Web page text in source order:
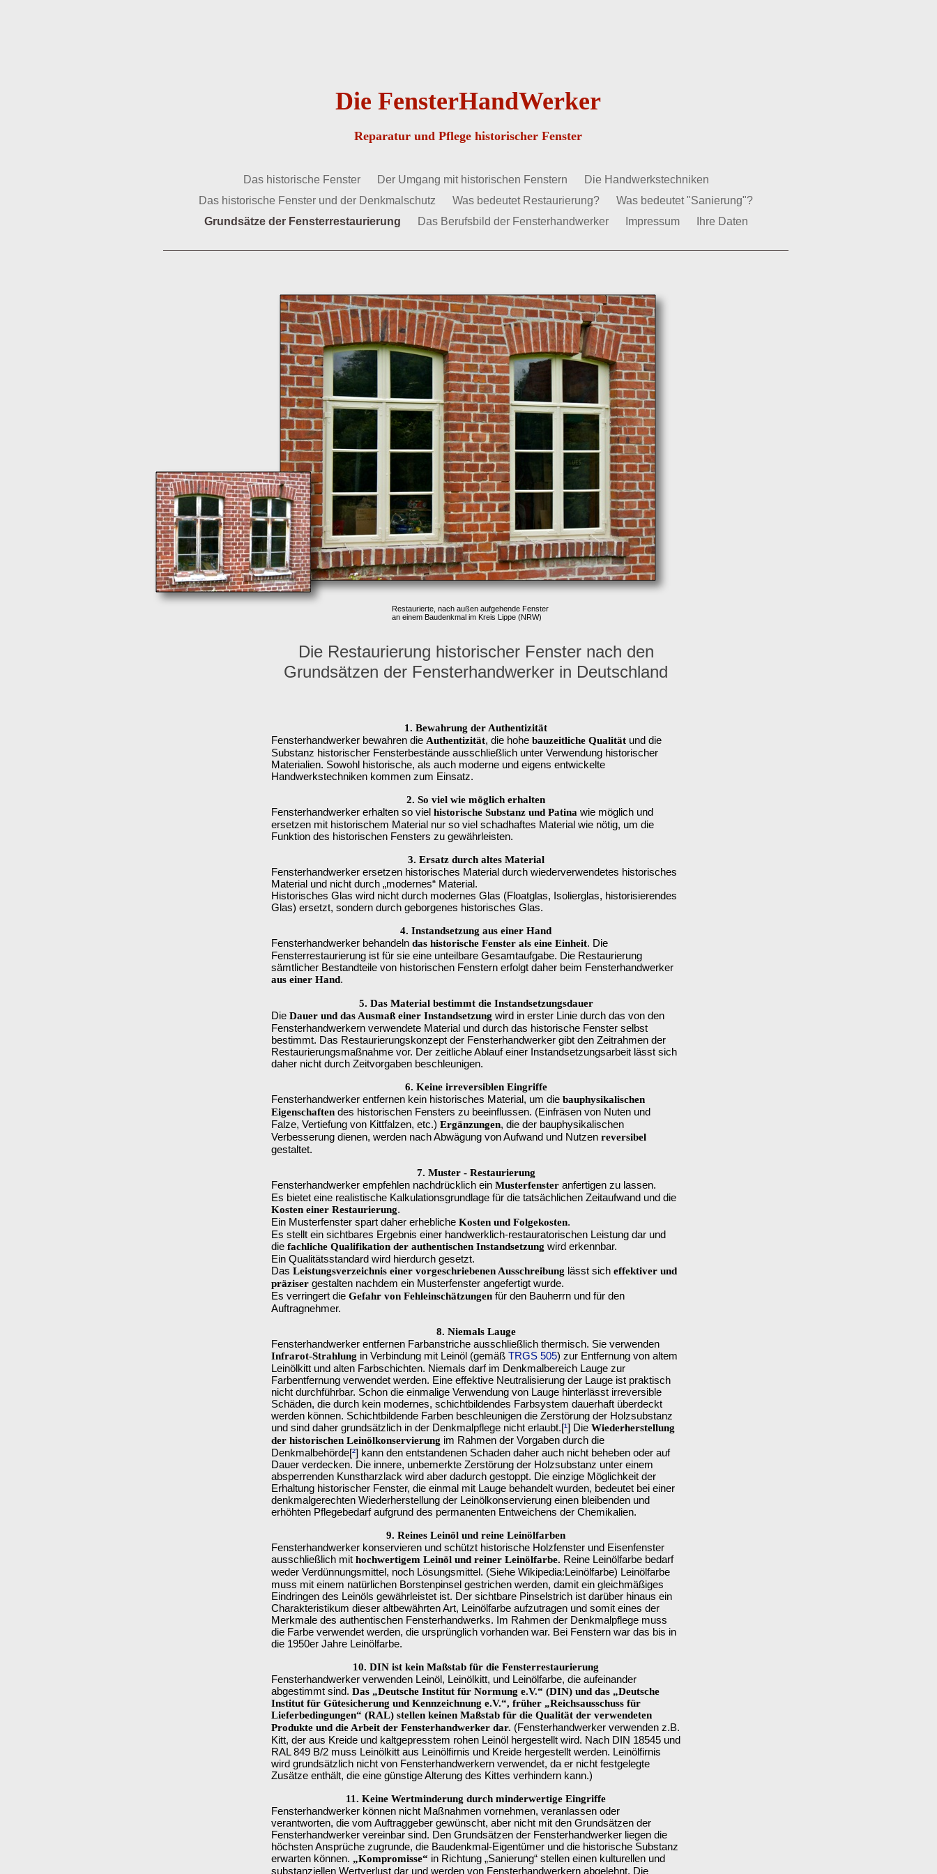
Das historische Fenster Der Umgang mit historischen Fenstern
Die Handwerkstechniken
Das historische Fenster und der Denkmalschutz
Was bedeutet Restaurierung?
Was bedeutet "Sanierung"?
Grundsätze der Fensterrestaurierung
Das Berufsbild der Fensterhandwerker Impressum Ihre Daten
Die FensterHandWerker
Reparatur und Pflege historischer Fenster
Die Restaurierung historischer Fenster nach den
Grundsätzen der Fensterhandwerker in Deutschland
1. Bewahrung der Authentizität
Fensterhandwerker bewahren die Authentizität, die hohe bauzeitliche Qualität und die
Substanz historischer Fensterbestände ausschließlich unter Verwendung historischer
Materialien. Sowohl historische, als auch moderne und eigens entwickelte
Handwerkstechniken kommen zum Einsatz.
2. So viel wie möglich erhalten
Fensterhandwerker erhalten so viel historische Substanz und Patina wie möglich und
ersetzen mit historischem Material nur so viel schadhaftes Material wie nötig, um die
Funktion des historischen Fensters zu gewährleisten.
3. Ersatz durch altes Material
Fensterhandwerker ersetzen historisches Material durch wiederverwendetes historisches
Material und nicht durch „modernes“ Material.
Historisches Glas wird nicht durch modernes Glas (Floatglas, Isolierglas, historisierendes
Glas) ersetzt, sondern durch geborgenes historisches Glas.
4. Instandsetzung aus einer Hand
Fensterhandwerker behandeln das historische Fenster als eine Einheit. Die
Fensterrestaurierung ist für sie eine unteilbare Gesamtaufgabe. Die Restaurierung
sämtlicher Bestandteile von historischen Fenstern erfolgt daher beim Fensterhandwerker
aus einer Hand.
5. Das Material bestimmt die Instandsetzungsdauer
Die Dauer und das Ausmaß einer Instandsetzung wird in erster Linie durch das von den
Fensterhandwerkern verwendete Material und durch das historische Fenster selbst
bestimmt. Das Restaurierungskonzept der Fensterhandwerker gibt den Zeitrahmen der
Restaurierungsmaßnahme vor. Der zeitliche Ablauf einer Instandsetzungsarbeit lässt sich
daher nicht durch Zeitvorgaben beschleunigen.
6. Keine irreversiblen Eingriffe
Fensterhandwerker entfernen kein historisches Material, um die bauphysikalischen
Eigenschaften des historischen Fensters zu beeinflussen. (Einfräsen von Nuten und
Falze, Vertiefung von Kittfalzen, etc.) Ergänzungen, die der bauphysikalischen
Verbesserung dienen, werden nach Abwägung von Aufwand und Nutzen reversibel
gestaltet.
7. Muster - Restaurierung
Fensterhandwerker empfehlen nachdrücklich ein Musterfenster anfertigen zu lassen.
Es bietet eine realistische Kalkulationsgrundlage für die tatsächlichen Zeitaufwand und die
Kosten einer Restaurierung.
Ein Musterfenster spart daher erhebliche Kosten und Folgekosten.
Es stellt ein sichtbares Ergebnis einer handwerklich-restauratorischen Leistung dar und
die fachliche Qualifikation der authentischen Instandsetzung wird erkennbar.
Ein Qualitätsstandard wird hierdurch gesetzt.
Das Leistungsverzeichnis einer vorgeschriebenen Ausschreibung lässt sich effektiver und
präziser gestalten nachdem ein Musterfenster angefertigt wurde.
Es verringert die Gefahr von Fehleinschätzungen für den Bauherrn und für den
Auftragnehmer.
8. Niemals Lauge
Fensterhandwerker entfernen Farbanstriche ausschließlich thermisch. Sie verwenden
Infrarot-Strahlung in Verbindung mit Leinöl (gemäß TRGS 505) zur Entfernung von altem
Leinölkitt und alten Farbschichten. Niemals darf im Denkmalbereich Lauge zur
Farbentfernung verwendet werden. Eine effektive Neutralisierung der Lauge ist praktisch
nicht durchführbar. Schon die einmalige Verwendung von Lauge hinterlässt irreversible
Schäden, die durch kein modernes, schichtbildendes Farbsystem dauerhaft überdeckt
werden können. Schichtbildende Farben beschleunigen die Zerstörung der Holzsubstanz
und sind daher grundsätzlich in der Denkmalpflege nicht erlaubt.[¹] Die Wiederherstellung
der historischen Leinölkonservierung im Rahmen der Vorgaben durch die
Denkmalbehörde[²] kann den entstandenen Schaden daher auch nicht beheben oder auf
Dauer verdecken. Die innere, unbemerkte Zerstörung der Holzsubstanz unter einem
absperrenden Kunstharzlack wird aber dadurch gestoppt. Die einzige Möglichkeit der
Erhaltung historischer Fenster, die einmal mit Lauge behandelt wurden, bedeutet bei einer
denkmalgerechten Wiederherstellung der Leinölkonservierung einen bleibenden und
erhöhten Pflegebedarf aufgrund des permanenten Entweichens der Chemikalien.
9. Reines Leinöl und reine Leinölfarben
Fensterhandwerker konservieren und schützt historische Holzfenster und Eisenfenster
ausschließlich mit hochwertigem Leinöl und reiner Leinölfarbe. Reine Leinölfarbe bedarf
weder Verdünnungsmittel, noch Lösungsmittel. (Siehe Wikipedia:Leinölfarbe) Leinölfarbe
muss mit einem natürlichen Borstenpinsel gestrichen werden, damit ein gleichmäßiges
Eindringen des Leinöls gewährleistet ist. Der sichtbare Pinselstrich ist darüber hinaus ein
Charakteristikum dieser altbewährten Art, Leinölfarbe aufzutragen und somit eines der
Merkmale des authentischen Fensterhandwerks. Im Rahmen der Denkmalpflege muss
die Farbe verwendet werden, die ursprünglich vorhanden war. Bei Fenstern war das bis in
die 1950er Jahre Leinölfarbe.
10. DIN ist kein Maßstab für die Fensterrestaurierung
Fensterhandwerker verwenden Leinöl, Leinölkitt, und Leinölfarbe, die aufeinander
abgestimmt sind. Das „Deutsche Institut für Normung e.V.“ (DIN) und das „Deutsche
Institut für Gütesicherung und Kennzeichnung e.V.“, früher „Reichsausschuss für
Lieferbedingungen“ (RAL) stellen keinen Maßstab für die Qualität der verwendeten
Produkte und die Arbeit der Fensterhandwerker dar. (Fensterhandwerker verwenden z.B.
Kitt, der aus Kreide und kaltgepresstem rohen Leinöl hergestellt wird. Nach DIN 18545 und
RAL 849 B/2 muss Leinölkitt aus Leinölfirnis und Kreide hergestellt werden. Leinölfirnis
wird grundsätzlich nicht von Fensterhandwerkern verwendet, da er nicht festgelegte
Zusätze enthält, die eine günstige Alterung des Kittes verhindern kann.)
11. Keine Wertminderung durch minderwertige Eingriffe
Fensterhandwerker können nicht Maßnahmen vornehmen, veranlassen oder
verantworten, die vom Auftraggeber gewünscht, aber nicht mit den Grundsätzen der
Fensterhandwerker vereinbar sind. Den Grundsätzen der Fensterhandwerker liegen die
höchsten Ansprüche zugrunde, die Baudenkmal-Eigentümer und die historische Substanz
erwarten können. „Kompromisse“ in Richtung „Sanierung“ stellen einen kulturellen und
substanziellen Wertverlust dar und werden von Fensterhandwerkern abgelehnt. Die
Restaurierte, nach außen aufgehende Fenster
an einem Baudenkmal im Kreis Lippe (NRW)